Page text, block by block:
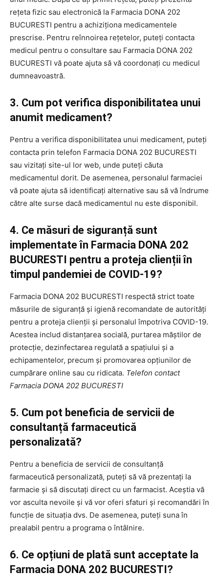
rețeta fizic sau electronică la Farmacia DONA 202
BUCURESTI pentru a achiziționa medicamentele
prescrise. Pentru reînnoirea rețetelor, puteți contacta
medicul pentru o consultare sau Farmacia DONA 202
BUCURESTI vă poate ajuta să vă coordonați cu medicul
dumneavoastră.
3. Cum pot verifica disponibilitatea unui
anumit medicament?
Pentru a verifica disponibilitatea unui medicament, puteți
contacta prin telefon Farmacia DONA 202 BUCURESTI
sau vizitați site-ul lor web, unde puteți căuta
medicamentul dorit. De asemenea, personalul farmaciei
vă poate ajuta să identificați alternative sau să vă îndrume
către alte surse dacă medicamentul nu este disponibil.
4. Ce măsuri de siguranță sunt
implementate în Farmacia DONA 202
BUCURESTI pentru a proteja clienții în
timpul pandemiei de COVID-19?
Farmacia DONA 202 BUCURESTI respectă strict toate
măsurile de siguranță și igienă recomandate de autorități
pentru a proteja clienții și personalul împotriva COVID-19.
Acestea includ distanțarea socială, purtarea măștilor de
protecție, dezinfectarea regulată a spațiului și a
echipamentelor, precum și promovarea opțiunilor de
cumpărare online sau cu ridicata. Telefon contact
Farmacia DONA 202 BUCURESTI
5. Cum pot beneficia de servicii de
consultanță farmaceutică
personalizată?
Pentru a beneficia de servicii de consultanță
farmaceutică personalizată, puteți să vă prezentați la
farmacie și să discutați direct cu un farmacist. Aceștia vă
vor asculta nevoile și vă vor oferi sfaturi și recomandări în
funcție de situația dvs. De asemenea, puteți suna în
prealabil pentru a programa o întâlnire.
6. Ce opțiuni de plată sunt acceptate la
Farmacia DONA 202 BUCURESTI?